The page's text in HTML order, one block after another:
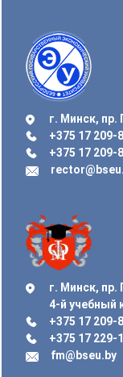
г. Минск, пр.
+375 17 209-
+375 17 209-
г. Минск, пр.
4-й учебный
+375 17
+375 17
fm@bseu.by